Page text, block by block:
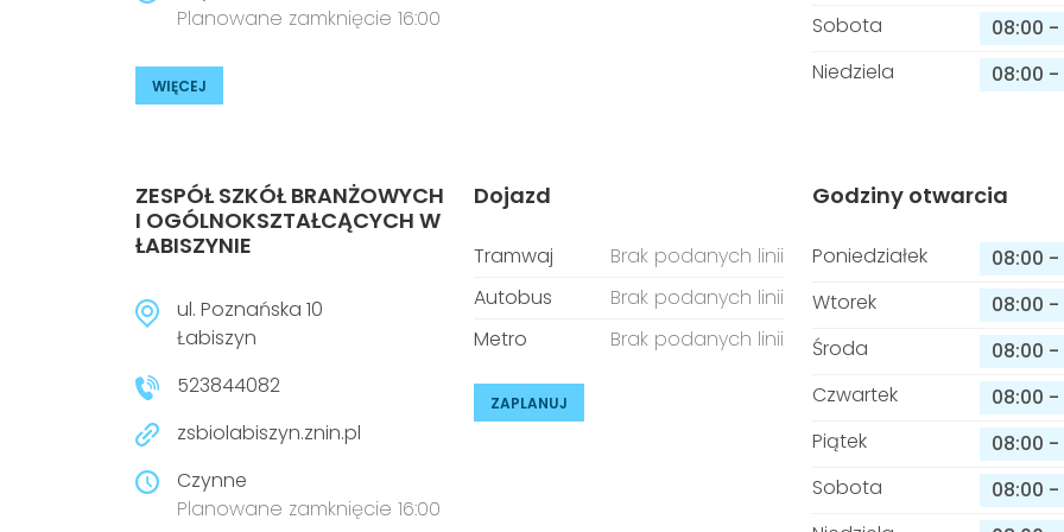
Planowane zamknięcie 16:00
WIĘCEJ
Sobota 08:00 -
Niedziela
08:00 -
ZESPÓŁ SZKÓŁ BRANŻOWYCH
I OGÓLNOKSZTAŁCĄCYCH W
ŁABISZYNIE
ul. Poznańska 10
Łabiszyn
523844082
zsbiolabiszyn.znin.pl
Czynne
Planowane zamknięcie 16:00
Dojazd
Tramwaj
Brak podanych linii
Autobus
Brak podanych linii
Metro
Brak podanych linii
ZAPLANUJ
Godziny otwarcia
Poniedziałek 08:00 -
Wtorek
08:00 -
Środa
08:00 -
Czwartek
08:00 -
Piątek
08:00 -
Sobota
08:00 -